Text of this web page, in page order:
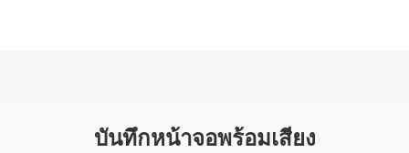
บันทึกหน้าจอพร้อมเสียง